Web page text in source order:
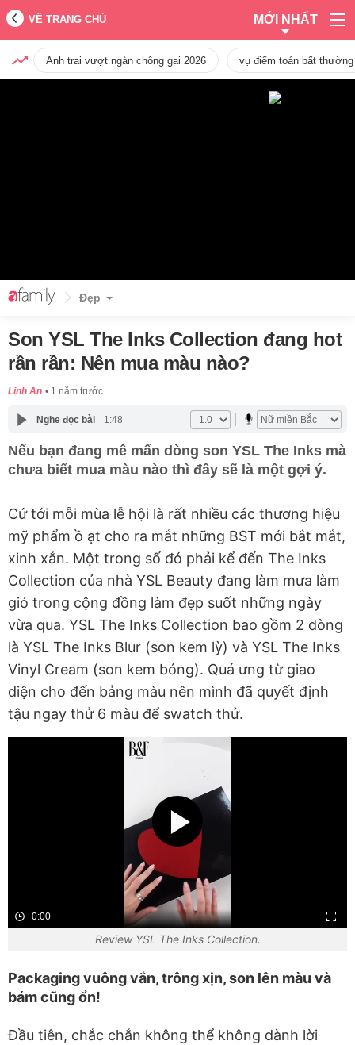
VỀ TRANG CHỦ MỚI NHẤT
Anh trai vượt ngàn chông gai 2026 vụ điểm toán bất
Đẹp
Son YSL The Inks Collection đang hot
rần rần: Nên mua màu nào?
Linh An 1 năm trước
Nghe đọc bài 1:48
Nếu bạn đang mê mẩn dòng son YSL The Inks mà
chưa biết mua màu nào thì đây sẽ là một gợi ý.
Cứ tới mỗi mùa lễ hội là rất nhiều các thương hiệu
mỹ phẩm ồ ạt cho ra mắt những BST mới bắt mắt,
xinh xắn. Một trong số đó phải kể đến The Inks
Collection của nhà YSL Beauty đang làm mưa làm
gió trong cộng đồng làm đẹp suốt những ngày
vừa qua. YSL The Inks Collection bao gồm 2 dòng
là YSL The Inks Blur (son kem lỳ) và YSL The Inks
Vinyl Cream (son kem bóng). Quá ưng từ giao
diện cho đến bảng màu nên mình đã quyết định
tậu ngay thử 6 màu để swatch thử.
0:00
Review YSL The Inks Collection.
Packaging vuông vắn, trông xịn, son lên màu và
bám cũng ổn!
Đầu tiên, chắc chắn không thể không dành lời